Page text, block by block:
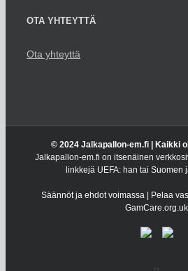
OTA YHTEYTTÄ
Ota yhteyttä
© 2024 Jalkapallon-em.fi | Kaikki
Jalkapallon-em.fi on itsenäinen
linkkejä UEFA: han tai Suomen
Säännöt ja ehdot voimassa | Pelaa
GamCare.org.uk